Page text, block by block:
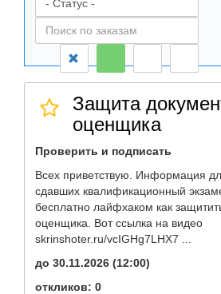
Защита
оценщика
Проверить и подписать
Всех приветствую. Информация
сдавших квалификационный
бесплатно лайфхаком как
оценщика. Вот ссылка на видео
skrinshoter.ru/vcIGHg7LHX7 ...
до 30.11.2026 (12:00)
откликов: 0